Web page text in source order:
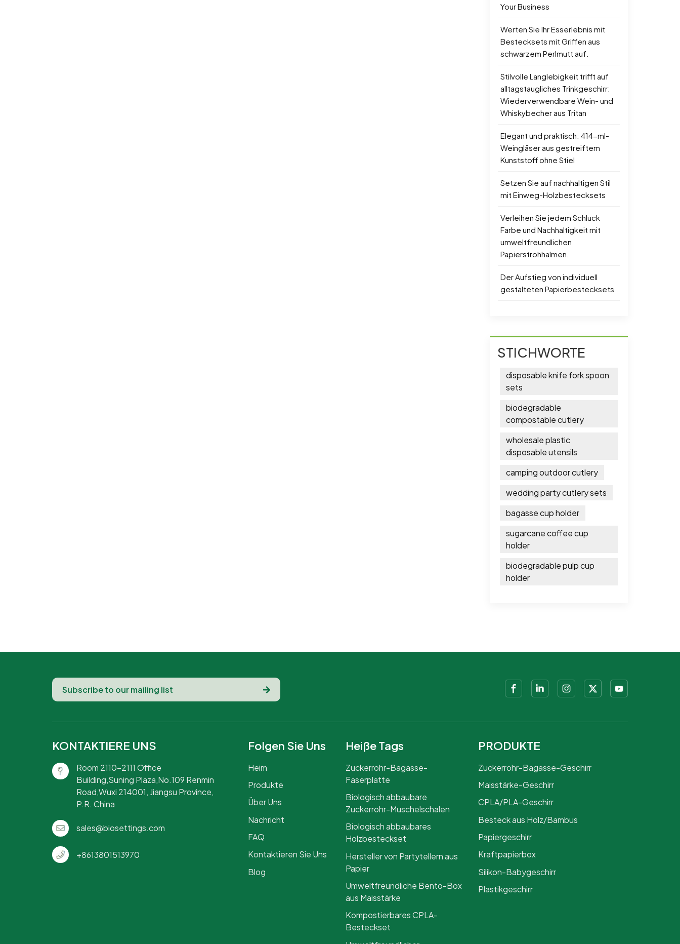
Your Business
Werten Sie Ihr Esserlebnis mit
Bestecksets mit Griffen aus
schwarzem Perlmutt auf.
Stilvolle Langlebigkeit trifft auf
alltagstaugliches Trinkgeschirr:
Wiederverwendbare Wein- und
Whiskybecher aus Tritan
Elegant und praktisch: 414-ml-
Weingläser aus gestreiftem
Kunststoff ohne Stiel
Setzen Sie auf nachhaltigen Stil
mit Einweg-Holzbestecksets
Verleihen Sie jedem Schluck
Farbe und Nachhaltigkeit mit
umweltfreundlichen
Papierstrohhalmen.
Der Aufstieg von individuell
gestalteten Papierbestecksets
STICHWORTE
disposable knife fork spoon
sets
biodegradable
compostable cutlery
wholesale plastic
disposable utensils
camping outdoor cutlery
wedding party cutlery sets
bagasse cup holder
sugarcane coffee cup
holder
biodegradable pulp cup
holder
KONTAKTIERE UNS
Room 2110-2111 Office
Building,Suning Plaza,No.109 Renmin
Road,Wuxi 214001, Jiangsu Province,
P.R. China
sales@biosettings.com
+8613801513970
Folgen Sie Uns
Heim
Produkte
Über Uns
Nachricht
FAQ
Kontaktieren Sie Uns
Blog
Heiße Tags
Zuckerrohr-Bagasse-
Faserplatte
Biologisch abbaubare
Zuckerrohr-Muschelschalen
Biologisch abbaubares
Holzbesteckset
Hersteller von Partytellern aus
Papier
Umweltfreundliche Bento-Box
aus Maisstärke
Kompostierbares CPLA-
Besteckset
PRODUKTE
Zuckerrohr-Bagasse-Geschirr
Maisstärke-Geschirr
CPLA/PLA-Geschirr
Besteck aus Holz/Bambus
Papiergeschirr
Kraftpapierbox
Silikon-Babygeschirr
Plastikgeschirr